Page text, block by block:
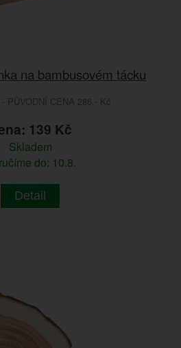
na bambusovém tácku
PŮVODNÍ CENA 286.- Kč
139 Kč
Skladem
do: 10.8.
Detail